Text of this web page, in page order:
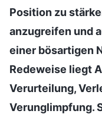
Position zu
anzugreifen und
einer bösartigen
Redeweise liegt
Verurteilung,
Verunglimpfung.